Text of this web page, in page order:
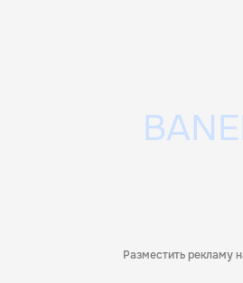
Разместить рекламу